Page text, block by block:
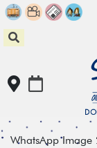
Skip
to
content
WhatsApp